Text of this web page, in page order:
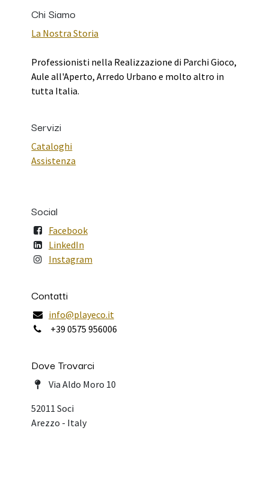
Chi Siamo
La Nostra Storia
Professionisti nella Realizzazione di Parchi Gioco,
Aule all'Aperto, Arredo Urbano e molto altro in
tutta Italia.
Servizi
Cataloghi
Assistenza
Social
Facebook
LinkedIn
Instagram
Contatti
info@playeco.it
+39 0575 956006
Dove Trovarci
Via Aldo Moro 10
52011 Soci
Arezzo - Italy